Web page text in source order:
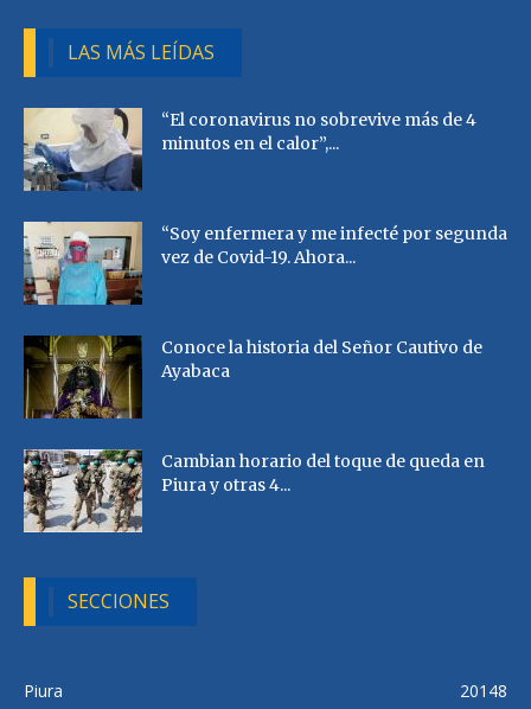
LAS MÁS LEÍDAS
“El coronavirus no sobrevive más de 4
minutos en el calor”,...
“Soy enfermera y me infecté por segunda
vez de Covid-19. Ahora...
Conoce la historia del Señor Cautivo de
Ayabaca
Cambian horario del toque de queda en
Piura y otras 4...
SECCIONES
Piura 20148